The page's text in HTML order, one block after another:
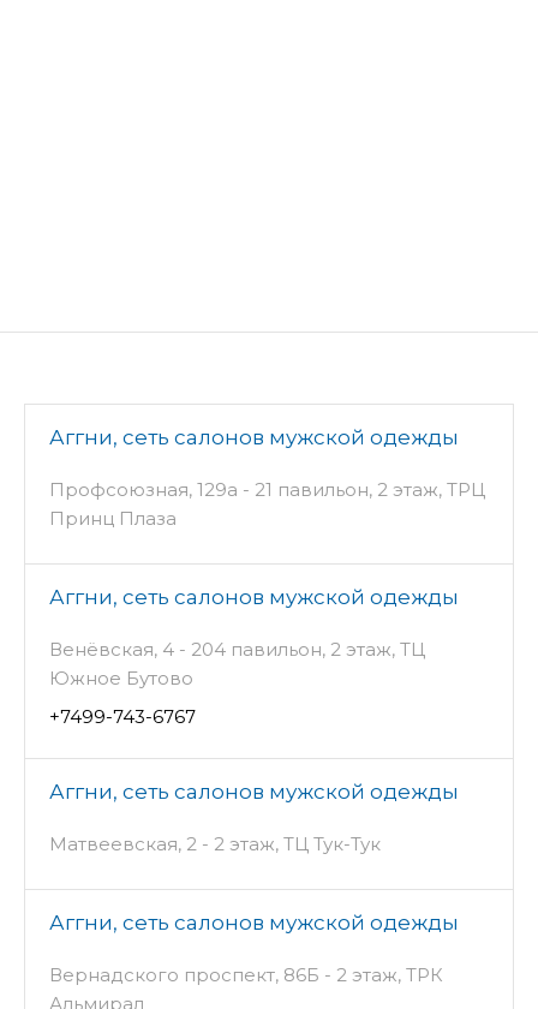
Аггни, сеть салонов мужской одежды
Профсоюзная, 129а - 21 павильон, 2 этаж, ТРЦ
Принц Плаза
Аггни, сеть салонов мужской одежды
Венёвская, 4 - 204 павильон, 2 этаж, ТЦ
Южное Бутово
+7499-743-6767
Аггни, сеть салонов мужской одежды
Матвеевская, 2 - 2 этаж, ТЦ Тук-Тук
Аггни, сеть салонов мужской одежды
Вернадского проспект, 86Б - 2 этаж, ТРК
Альмирал